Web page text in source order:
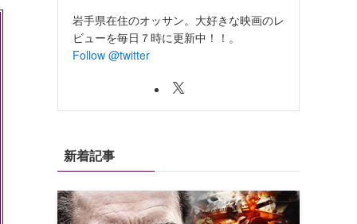
岩手県在住のオッサン。大好きな映画のレ
ビューを毎日７時に更新中！！。
Follow @twitter
新着記事